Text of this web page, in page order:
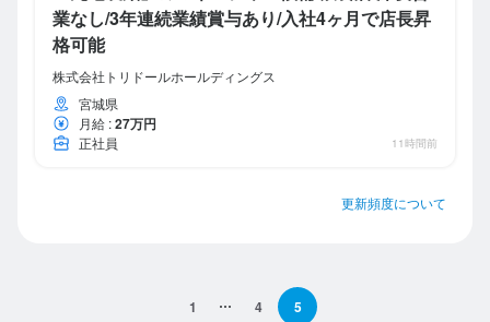
業なし/3年連続業績賞与あり/入社4ヶ月で店長昇
格可能
株式会社トリドールホールディングス
宮城県
月給 :27万円
正社員 11時間前
更新頻度について
1 4 5